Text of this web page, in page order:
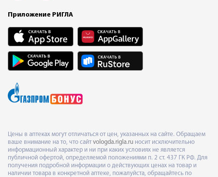
Приложение РИГЛА
Цены в аптеках могут отличаться от цен, указанных на сайте. Обращаем
ваше внимание на то, что сайт vologda.rigla.ru носит исключительно
информационный характер и ни при каких условиях не является
публичной офертой, определяемой положениями п. 2 ст. 437 ГК РФ. Для
получения подробной информации о действующих ценах на товар и
наличии товара в конкретной аптеке, пожалуйста, обращайтесь по